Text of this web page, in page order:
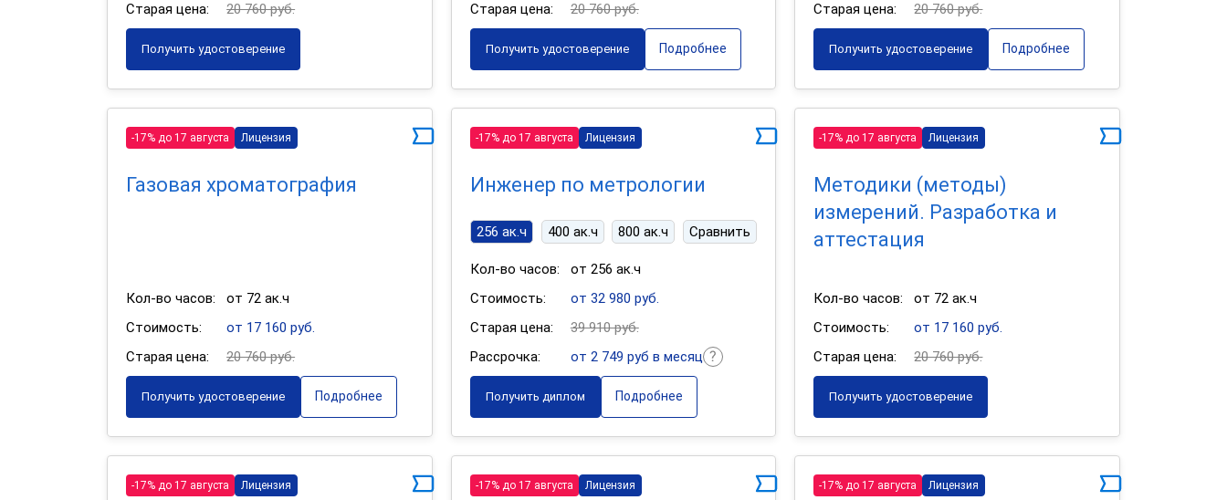
Старая цена:
20 760 руб.
Получить удостоверение
Старая цена:
20 760 руб.
Получить удостоверение Подробнее
Старая цена:
20 760 руб.
Получить удостоверение Подробнее
-17% до 17 августа Лицензия
Газовая хроматография
Кол-во часов:
от 72 ак.ч
Стоимость:
от 17 160 руб.
Старая цена:
20 760 руб.
Получить удостоверение Подробнее
-17% до 17 августа Лицензия
Инженер по метрологии
256 ак.ч 400 ак.ч 800 ак.ч Сравнить
Кол-во часов:
от 256 ак.ч
Стоимость:
от 32 980 руб.
Старая цена:
39 910 руб.
Рассрочка:
от 2 749 руб в месяц
Получить диплом Подробнее
-17% до 17 августа Лицензия
Методики (методы)
измерений. Разработка и
аттестация
Кол-во часов:
от 72 ак.ч
Стоимость:
от 17 160 руб.
Старая цена:
20 760 руб.
Получить удостоверение
-17% до 17 августа Лицензия -17% до 17 августа Лицензия -17% до 17 августа Лицензия